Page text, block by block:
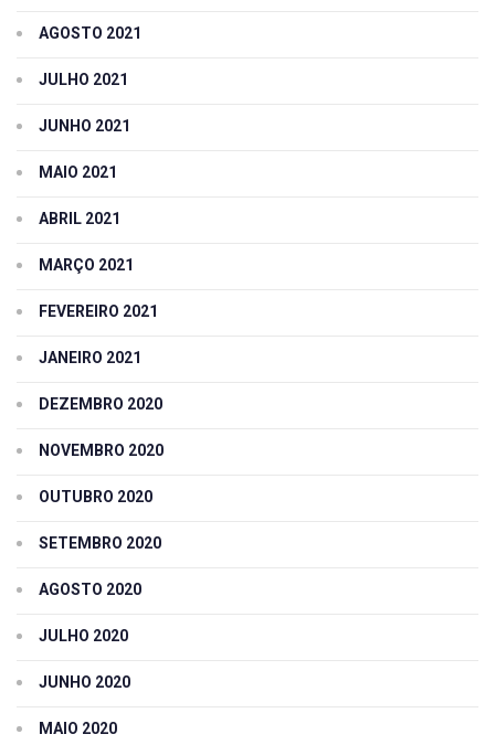
AGOSTO 2021
JULHO 2021
JUNHO 2021
MAIO 2021
ABRIL 2021
MARÇO 2021
FEVEREIRO 2021
JANEIRO 2021
DEZEMBRO 2020
NOVEMBRO 2020
OUTUBRO 2020
SETEMBRO 2020
AGOSTO 2020
JULHO 2020
JUNHO 2020
MAIO 2020